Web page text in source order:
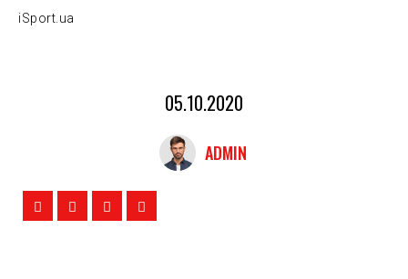
iSport.ua
05.10.2020
ADMIN